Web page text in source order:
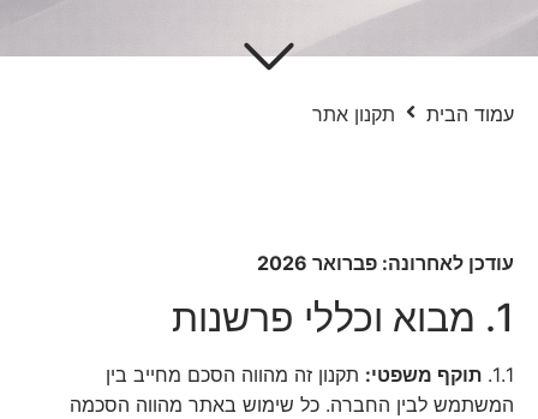
עמוד הבית תקנון אתר
עודכן לאחרונה: פברואר 2026
1. מבוא וכללי פרשנות
1.1. תוקף משפטי: תקנון זה מהווה הסכם מחייב בין
המשתמש לבין החברה. כל שימוש באתר מהווה הסכמה